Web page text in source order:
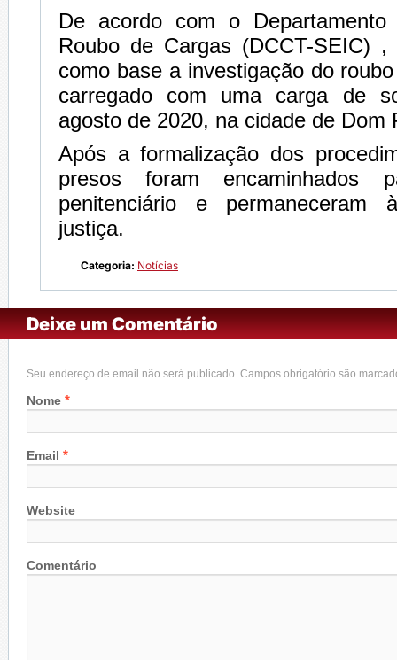
De acordo com o
Roubo de Cargas (DCCT-SEIC)
como base a investigação do
carregado com uma carga de
agosto de 2020, na cidade de Dom
Após a formalização dos
presos foram encaminhados
penitenciário e permaneceram
justiça.
Categoria: Notícias
Deixe um Comentário
Seu endereço de email não será publicado. Campos obrigatório são
Nome *
Email *
Website
Comentário